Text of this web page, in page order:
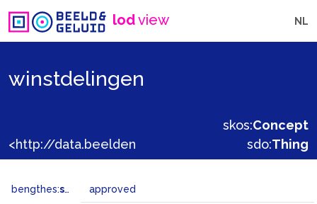
lodview NL
winstdelingen
skos:Concept
sdo:Thing
bengthes:status approved